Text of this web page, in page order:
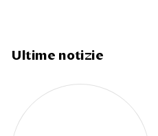
Ultime notizie